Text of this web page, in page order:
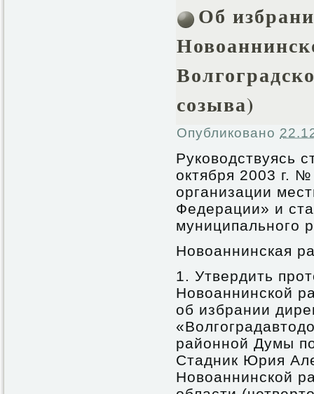
Об
созыва)
Опубликовано
Руководствуясь
октября 2003 г.
организации
Федерации» и
муниципального
Новоаннинская
1. Утвердить
Новоаннинской
об избрании
районной Думы
Стадник Юрия
Новоаннинской